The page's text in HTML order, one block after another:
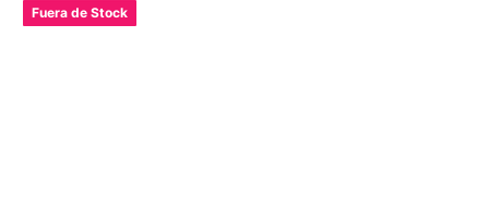
Fuera de Stock